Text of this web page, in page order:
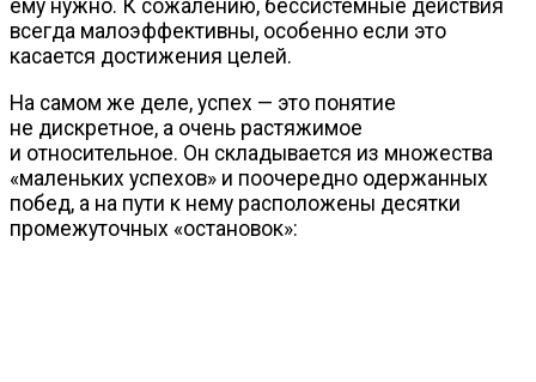
ему нужно. К сожалению, бессистемные действия
всегда малоэффективны, особенно если это
касается достижения целей.
На самом же деле, успех — это понятие
не дискретное, а очень растяжимое
и относительное. Он складывается из множества
«маленьких успехов» и поочередно одержанных
побед, а на пути к нему расположены десятки
промежуточных «остановок»: